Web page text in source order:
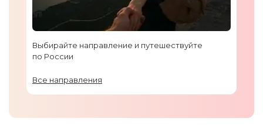
Выбирайте направление и путешествуйте
по России
Все направления